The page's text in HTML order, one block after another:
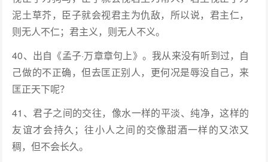
泥土草芥，臣子就会视君主为仇敌，所以说，君主仁，
则无人不仁；君主义，则无人不义。
40、出自《孟子·万章章句上》。我从来没有听到过，自
己做的不正确，但去匡正别人，更何况是辱没自己，来
匡正天下呢？
41、君子之间的交往，像水一样的平淡、纯净，这样的
友谊才会持久；往小人之间的交像甜酒一样的又浓又
稠，但不会长久。